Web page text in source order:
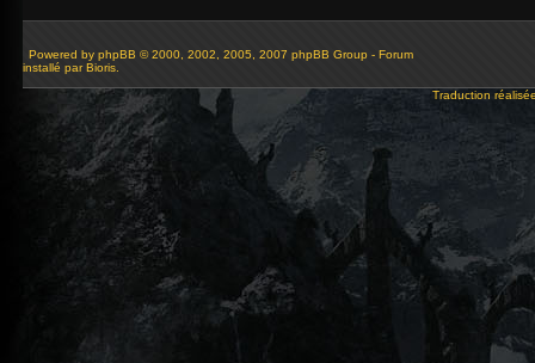
Powered by phpBB © 2000, 2002, 2005, 2007 phpBB Group - Forum
installé par Bioris.
Traduction